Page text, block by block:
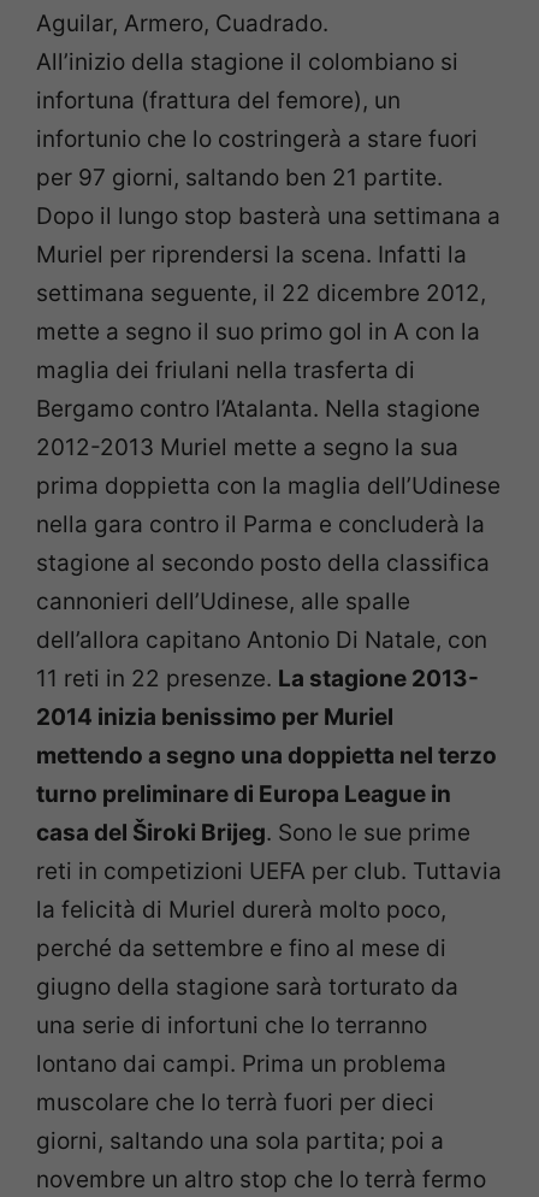
Aguilar, Armero, Cuadrado.
All’inizio della stagione il colombiano si
infortuna (frattura del femore), un
infortunio che lo costringerà a stare fuori
per 97 giorni, saltando ben 21 partite.
Dopo il lungo stop basterà una settimana a
Muriel per riprendersi la scena. Infatti la
settimana seguente, il 22 dicembre 2012,
mette a segno il suo primo gol in A con la
maglia dei friulani nella trasferta di
Bergamo contro l’Atalanta. Nella stagione
2012-2013 Muriel mette a segno la sua
prima doppietta con la maglia dell’Udinese
nella gara contro il Parma e concluderà la
stagione al secondo posto della classifica
cannonieri dell’Udinese, alle spalle
dell’allora capitano Antonio Di Natale, con
11 reti in 22 presenze. La stagione 2013-
2014 inizia benissimo per Muriel
mettendo a segno una doppietta nel terzo
turno preliminare di Europa League in
casa del Široki Brijeg. Sono le sue prime
reti in competizioni UEFA per club. Tuttavia
la felicità di Muriel durerà molto poco,
perché da settembre e fino al mese di
giugno della stagione sarà torturato da
una serie di infortuni che lo terranno
lontano dai campi. Prima un problema
muscolare che lo terrà fuori per dieci
giorni, saltando una sola partita; poi a
novembre un altro stop che lo terrà fermo